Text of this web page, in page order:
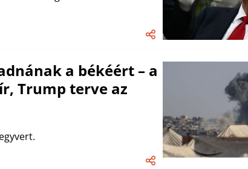
a békéért – a
Trump terve az